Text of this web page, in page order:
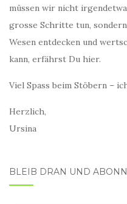
müssen wir nicht
grosse Schritte tun,
Wesen entdecken und
kann, erfährst Du hier.
Viel Spass beim Stöbern –
Herzlich,
Ursina
BLEIB DRAN UND